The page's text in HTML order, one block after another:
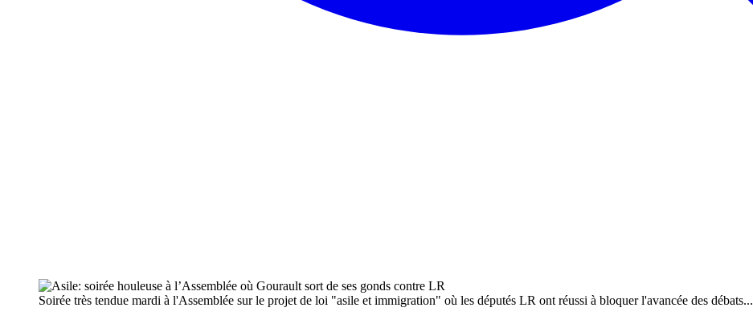
Soirée très tendue mardi à l'Assemblée sur le projet de loi "asile et immigration" où les députés LR ont réussi à bloquer l'avancée des débats...